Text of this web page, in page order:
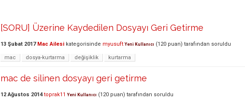
[SORU] Üzerine Kaydedilen Dosyayı Geri Getirme
13 Şubat 2017 Mac Ailesi kategorisinde myusuft Yeni Kullanıcı (120 puan) tarafından soruldu
mac dosya-kurtarma değişiklik kurtarma
mac de silinen dosyayı geri getirme
12 Ağustos 2014 toprak11 Yeni Kullanıcı (120 puan) tarafından soruldu